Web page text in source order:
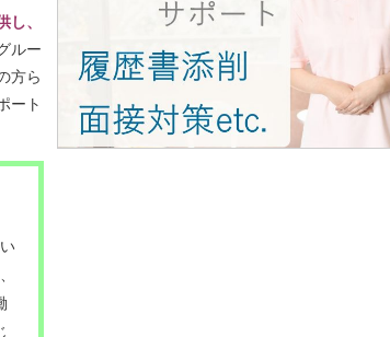
し、
ルー
方ら
ート